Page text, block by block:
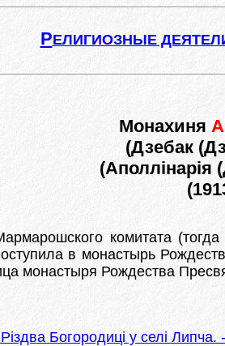
РЕЛИГИОЗНЫЕ
Монахиня
(Дзебак
комитата
в монастырь
монастыря Рождества
Богородиці у селі